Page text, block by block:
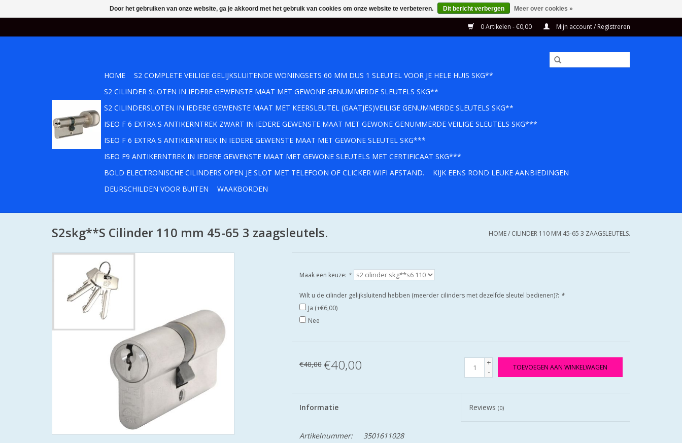
0 Artikelen - €0,00 Mijn account / Registreren
HOME
S2 COMPLETE VEILIGE GELIJKSLUITENDE WONINGSETS 60 MM DUS 1 SLEUTEL VOOR JE HELE HUIS SKG**
S2 CILINDER SLOTEN IN IEDERE GEWENSTE MAAT MET GEWONE GENUMMERDE SLEUTELS SKG**
S2 CILINDERSLOTEN IN IEDERE GEWENSTE MAAT MET KEERSLEUTEL (GAATJES)VEILIGE GENUMMERDE SLEUTELS SKG**
ISEO F 6 EXTRA S ANTIKERNTREK ZWART IN IEDERE GEWENSTE MAAT MET GEWONE GENUMMERDE VEILIGE SLEUTELS SKG***
ISEO F 6 EXTRA S ANTIKERNTREK IN IEDERE GEWENSTE MAAT MET GEWONE SLEUTEL SKG***
ISEO F9 ANTIKERNTREK IN IEDERE GEWENSTE MAAT MET GEWONE SLEUTELS MET CERTIFICAAT SKG***
BOLD ELECTRONISCHE CILINDERS OPEN JE SLOT MET TELEFOON OF CLICKER WIFI AFSTAND.
KIJK EENS ROND LEUKE AANBIEDINGEN
DEURSCHILDEN VOOR BUITEN
WAAKBORDEN
S2skg**S Cilinder 110 mm 45-65 3 zaagsleutels. HOME/ CILINDER 110 MM 45-65 3 ZAAGSLEUTELS.
Maak een keuze: *
Wilt u de cilinder gelijksluitend hebben (meerder cilinders met dezelfde sleutel bedienen)?: *
Ja (+€6,00)
Nee
€40,00 €40,00
+
-
TOEVOEGEN AAN WINKELWAGEN
Informatie Reviews(0)
Artikelnummer:
3501611028
Door het gebruiken van onze website, ga je akkoord met het gebruik van cookies om onze website te verbeteren. Dit bericht verbergen Meer over cookies »